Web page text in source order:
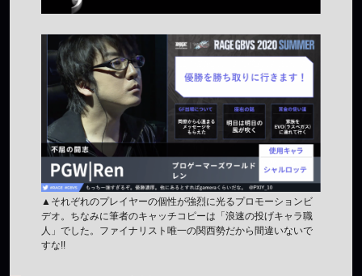
▲それぞれのプレイヤーの個性が強烈に光るプロモーションビ
デオ。ちなみに筆者のキャッチコピーは「浪速の投げキャラ職
人」でした。ファイナリスト唯一の関西勢だから間違いないで
すな!!